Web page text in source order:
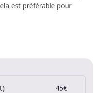
est préférable pour
45€